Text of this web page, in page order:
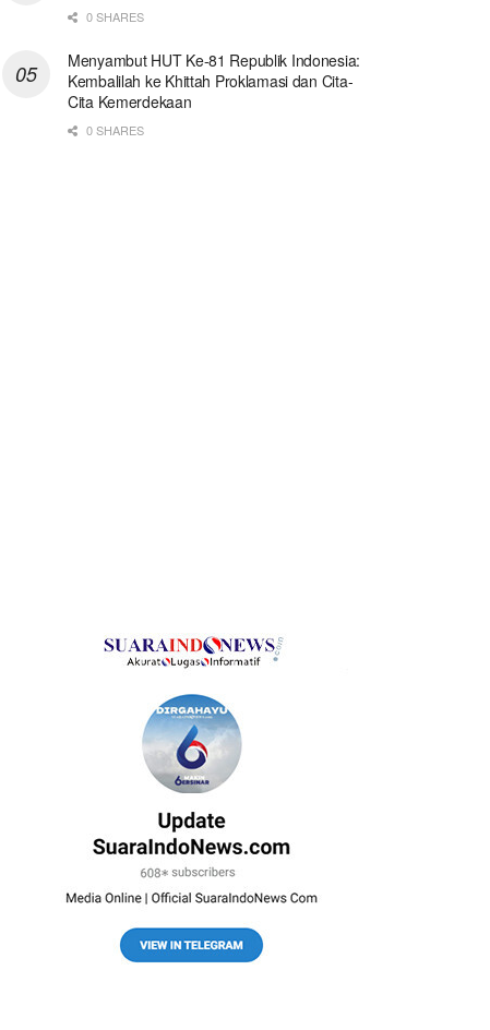
0 SHARES
Menyambut HUT Ke-81 Republik Indonesia:
Kembalilah ke Khittah Proklamasi dan Cita-
Cita Kemerdekaan
0 SHARES